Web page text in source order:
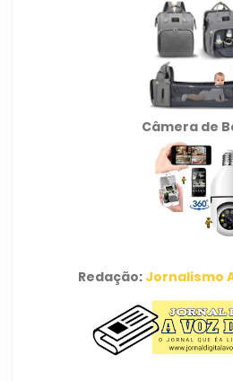
Câmera de
Redação: Jornalismo